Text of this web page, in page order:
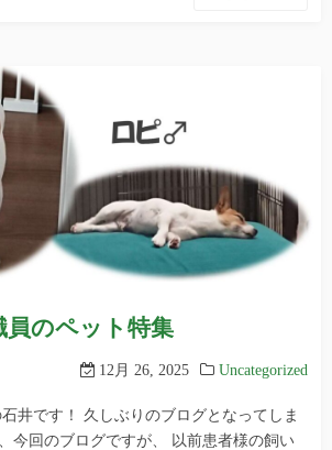
員のペット特集
12月 26, 2025 Uncategorized
井です！ 久しぶりのブログとなってしま
回のブログですが、 以前患者様の飼い